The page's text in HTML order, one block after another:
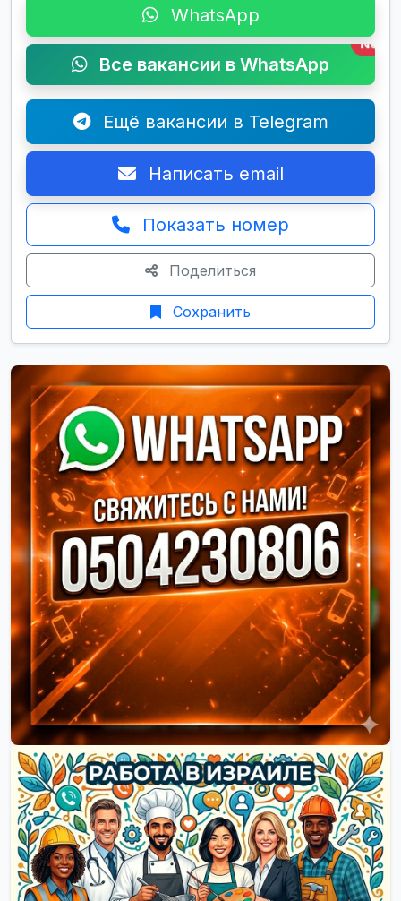
WhatsApp
Все вакансии в WhatsApp
New
Ещё вакансии в Telegram
Написать email
Показать номер
Поделиться
Сохранить